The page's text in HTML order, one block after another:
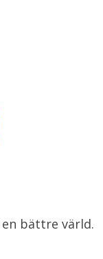
bättre värld.